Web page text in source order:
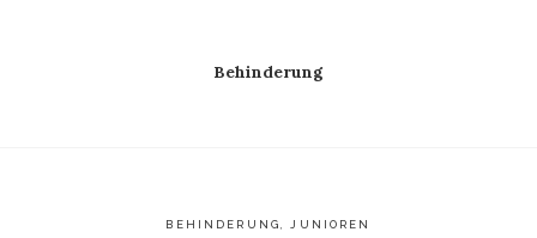
Behinderung
BEHINDERUNG JUNIOREN